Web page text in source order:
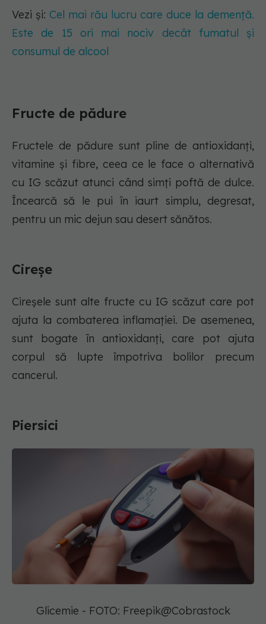
Vezi și: Cel mai rău lucru care duce la demență.
Este de 15 ori mai nociv decât fumatul și
consumul de alcool
Fructe de pădure
Fructele de pădure sunt pline de antioxidanți,
vitamine și fibre, ceea ce le face o alternativă
cu IG scăzut atunci când simți poftă de dulce.
Încearcă să le pui în iaurt simplu, degresat,
pentru un mic dejun sau desert sănătos.
Cireșe
Cireșele sunt alte fructe cu IG scăzut care pot
ajuta la combaterea inflamației. De asemenea,
sunt bogate în antioxidanți, care pot ajuta
corpul să lupte împotriva bolilor precum
cancerul.
Piersici
Glicemie - FOTO: Freepik@Cobrastock